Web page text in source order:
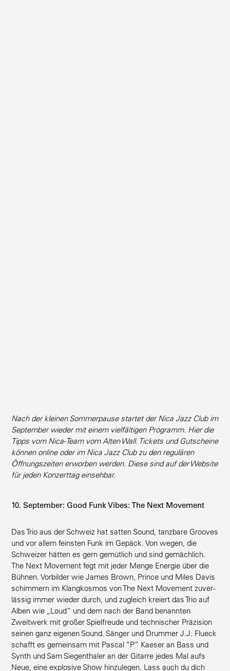
Nach der kleinen Sommer­pause startet der Nica Jazz Club im
September wieder mit einem vielfäl­tigen Programm. Hier die
Tipps vom Nica-Team vom Alten Wall. Tickets und Gutscheine
können online oder im Nica Jazz Club zu den regulären
Öffnungs­zeiten erworben werden. Diese sind auf der Website
für jeden Konzerttag einsehbar.
10. September: Good Funk Vibes: The Next Movement
Das Trio aus der Schweiz hat satten Sound, tanzbare Grooves
und vor allem feinsten Funk im Gepäck. Von wegen, die
Schweizer hätten es gern gemütlich und sind gemächlich.
The Next Movement fegt mit jeder Menge Energie über die
Bühnen. Vorbilder wie James Brown, Prince und Miles Davis
schimmern im Klang­kosmos von The Next Movement zuver­
lässig immer wieder durch, und zugleich kreiert das Trio auf
Alben wie „Loud“ und dem nach der Band benannten
Zweitwerk mit großer Spiel­freude und techni­scher Präzision
seinen ganz eigenen Sound. Sänger und Drummer J.J. Flueck
schafft es gemeinsam mit Pascal “P” Kaeser an Bass und
Synth und Sam Siegen­thaler an der Gitarre jedes Mal aufs
Neue, eine explosive Show hinzu­legen. Lass auch du dich